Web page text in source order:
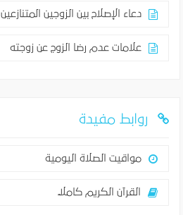
دعاء الإصلاح بين الزوجين المتنازعين
علامات عدم رضا الزوج عن زوجته
روابط مفيدة
مواقيت الصلاة اليومية
القرآن الكريم كاملاً